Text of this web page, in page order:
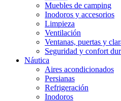
Muebles de camping
Inodoros y accesorios
Limpieza
Ventilación
Ventanas, puertas y
Seguridad y confort
Náutica
Aires acondicionados
Persianas
Refrigeración
Inodoros